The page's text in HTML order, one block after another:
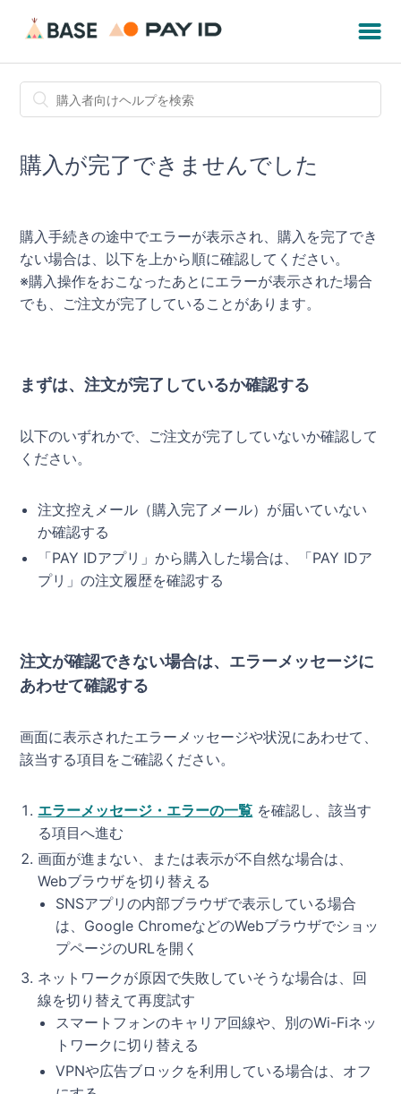
購入が完了できませんでした
購入手続きの途中でエラーが表示され、購入を完了でき
ない場合は、以下を上から順に確認してください。
※購入操作をおこなったあとにエラーが表示された場合
でも、ご注文が完了していることがあります。
まずは、注文が完了しているか確認する
以下のいずれかで、ご注文が完了していないか確認して
ください。
注文控えメール（購入完了メール）が届いていない
か確認する
「PAY IDアプリ」から購入した場合は、「PAY IDア
プリ」の注文履歴を確認する
注文が確認できない場合は、エラーメッセージに
あわせて確認する
画面に表示されたエラーメッセージや状況にあわせて、
該当する項目をご確認ください。
エラーメッセージ・エラーの一覧 を確認し、該当す
る項目へ進む
画面が進まない、または表示が不自然な場合は、
Webブラウザを切り替える
SNSアプリの内部ブラウザで表示している場合
は、Google ChromeなどのWebブラウザでショッ
プページのURLを開く
ネットワークが原因で失敗していそうな場合は、回
線を切り替えて再度試す
スマートフォンのキャリア回線や、別のWi-Fiネッ
トワークに切り替える
VPNや広告ブロックを利用している場合は、オフ